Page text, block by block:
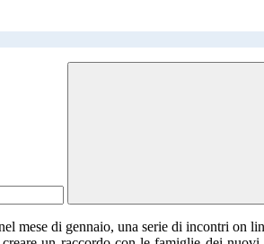
mese di gennaio, una serie di incontri